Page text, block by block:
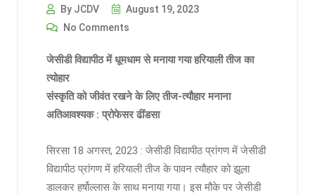
By JCDV
August 19, 2023
No Comments
जेसीडी विद्यापीठ में धूमधाम से मनाया गया हरियाली तीज का
त्योहार
संस्कृति को जीवंत रखने के लिए तीज-त्यौहार मनाना
अतिआवश्यक : प्रोफेसर ढींडसा
सिरसा 18 अगस्त, 2023 : जेसीडी विद्यापीठ प्रांगण में जेसीडी
विद्यापीठ प्रांगण में हरियाली तीज के पावन त्यौहार को झूला
डालकर हर्षोल्लास के साथ मनाया गया। इस मौके पर जेसीडी